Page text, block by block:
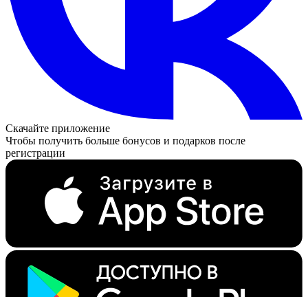
Скачайте приложение
Чтобы получить больше бонусов и подарков после
регистрации